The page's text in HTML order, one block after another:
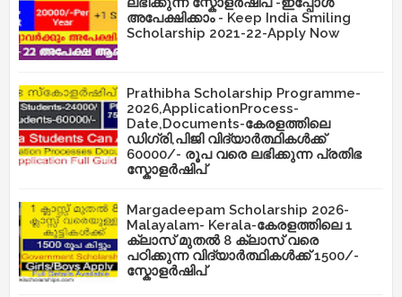
അപേക്ഷിക്കാം - Keep India Smiling
Scholarship 2021-22-Apply Now
Prathibha Scholarship Programme-
2026,ApplicationProcess-
Date,Documents-കേരളത്തിലെ
ഡിഗ്രി,പിജി വിദ്യാർത്ഥികൾക്ക്
60000/- രൂപ വരെ ലഭിക്കുന്ന പ്രതിഭ
സ്കോളർഷിപ്
Margadeepam Scholarship 2026-
Malayalam- Kerala-കേരളത്തിലെ 1
ക്ലാസ് മുതൽ 8 ക്ലാസ് വരെ
പഠിക്കുന്ന വിദ്യാർത്ഥികൾക്ക് 1500/-
സ്കോളർഷിപ്